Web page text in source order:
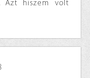
Azt hiszem volt